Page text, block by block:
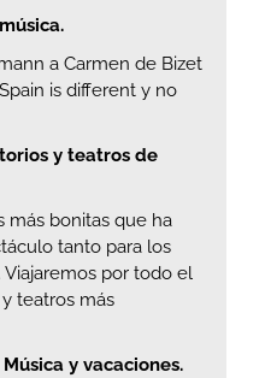
a Carmen de Bizet
is different y no
y teatros de
más bonitas que ha
tanto para los
por todo el
teatros más
y vacaciones.